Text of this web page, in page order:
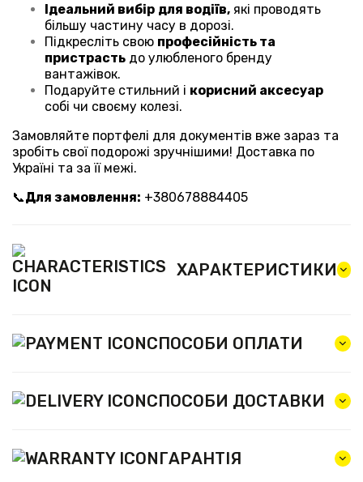
Ідеальний вибір для водіїв, які проводять
більшу частину часу в дорозі.
Підкресліть свою професійність та
пристрасть до улюбленого бренду
вантажівок.
Подаруйте стильний і корисний аксесуар
собі чи своєму колезі.
Замовляйте портфелі для документів вже зараз та
зробіть свої подорожі зручнішими! Доставка по
Україні та за її межі.
📞Для замовлення: +380678884405
ХАРАКТЕРИСТИКИ
СПОСОБИ ОПЛАТИ
СПОСОБИ ДОСТАВКИ
ГАРАНТІЯ